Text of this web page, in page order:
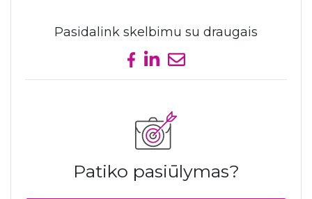
Pasidalink skelbimu su draugais
Share on Facebook
Share on LinkedIn
Send email
Patiko pasiūlymas?